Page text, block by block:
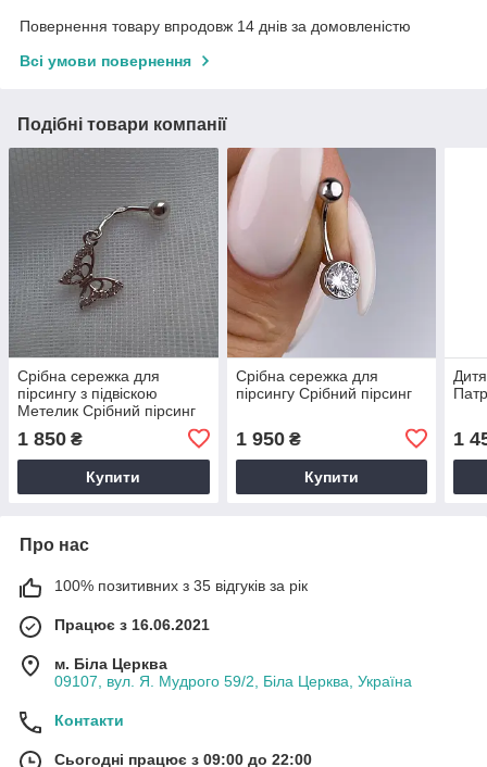
Повернення товару впродовж 14 днів за домовленістю
Всі умови повернення
Подібні товари компанії
Срібна сережка для
пірсингу з підвіскою
Метелик Срібний пірсинг
1 850 ₴
Купити
Срібна сережка для
пірсингу Срібний пірсинг
1 950₴
Купити
1
Про нас
100% позитивних з 35 відгуків за рік
Працює з 16.06.2021
м. Біла Церква
09107, вул. Я. Мудрого 59/2, Біла Церква, Україна
Контакти
Сьогодні працює з 09:00 до 22:00